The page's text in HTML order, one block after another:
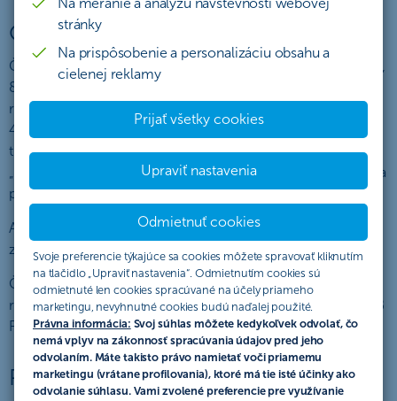
stránky
Na prispôsobenie a personalizáciu obsahu a
cielenej reklamy
Prijať všetky cookies
Upraviť nastavenia
Odmietnuť cookies
Svoje preferencie týkajúce sa cookies môžete spravovať kliknutím
na tlačidlo „Upraviť nastavenia“. Odmietnutím cookies sú
odmietnuté len cookies spracúvané na účely priameho
marketingu, nevyhnutné cookies budú naďalej použité.
Právna informácia: Svoj súhlas môžete kedykoľvek odvolať, čo
nemá vplyv na zákonnosť spracúvania údajov pred jeho
odvolaním. Máte takisto právo namietať voči priamemu
marketingu (vrátane profilovania), ktoré má tie isté účinky ako
odvolanie súhlasu. Vami zvolené preferencie pre využívanie
Organizátor akcie
Československá obchodná banka, a. s., so sídlom Žižkova 11,
811 02 Bratislava, IČO: 36 854 140, zapísaná v obchodnom
registri Mestského súdu Bratislava III, oddiel Sa, vložka č.
4314/B (ďalej len „ČSOB“ alebo “banka”) verejne vyhlasuje
túto akciu, ktorá sa riadi týmto Štatútom akcie (ďalej len
„Štatút“), ktorý popisuje práva a povinnosti účastníkov akcie a
pravidlá tejto akcie (ďalej len „akcia“).
Akcia v zmysle tohto Štatútu predstavuje verejný prísľub v
zmysle § 850 Občianskeho zákonníka.
ČSOB Finančnou skupinou sa v zmysle tohto štatútu
rozumejú jej jednotliví členovia, najmä ČSOB Banka a ČSOB
Poisťovňa (ďalej „poisťovňa“)
Podmienky účasti